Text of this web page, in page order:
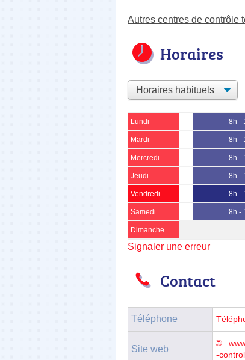
Autres centres de contrôle
Horaires
Lundi 8h -
Mardi 8h -
Mercredi 8h -
Jeudi 8h -
Vendredi 8h -
Samedi 8h -
Dimanche
Signaler une erreur
Contact
Téléphone
Site web
-